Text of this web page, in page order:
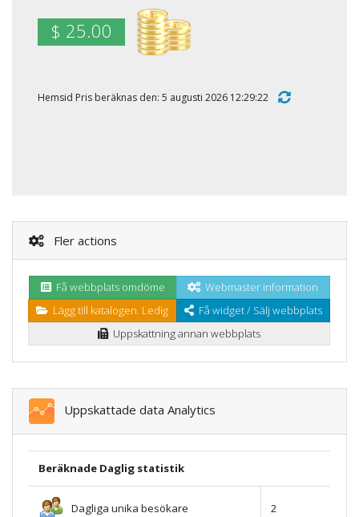
$ 25.00
Hemsid Pris beräknas den: 5 augusti 2026 12:29:22
Fler actions
Få webbplats omdöme
Webmaster information
Lägg till katalogen. Ledig
Få widget / Sälj webbplats
Uppskattning annan webbplats
Uppskattade data Analytics
Beräknade Daglig statistik
Dagliga unika besökare 2